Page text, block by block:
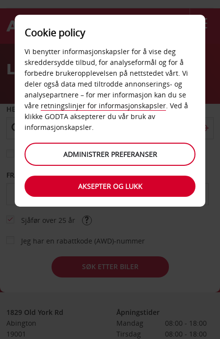
Welcome
AvisLeiebil Willow Grove
HENT FRA
Velg et annet leveringssted
FRA DATO TIL DATO
Sjåfør over 25 år
Jeg har en rabattkode (AWD)-nummer
SØK ETTER BILER
1829 Old York Rd
Abington
19001
Åpningstider
Mandag
08:00 - 18:00
Tirsdag
08:00 - 18:00
Cookie policy
Vi benytter informasjonskapsler for å vise deg
skreddersydde tilbud, for analyseformål og for å
forbedre brukeropplevelsen på nettstedet vårt. Vi
deler også data med tiltrodde annonserings- og
analysepartnere – for mer informasjon kan du se
våre retningslinjer for informasjonskapsler. Ved å
klikke GODTA aksepterer du vår bruk av
informasjonskapsler.
ADMINISTRER PREFERANSER
AKSEPTER OG LUKK